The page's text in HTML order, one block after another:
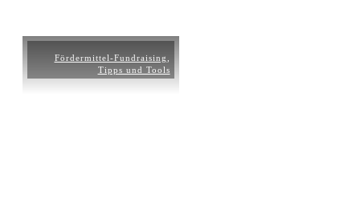
Fördermittel-Fundraising
Tipps und Tools